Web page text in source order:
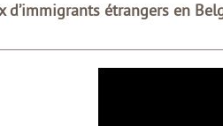
d’immigrants étrangers en